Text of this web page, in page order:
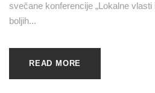
svečane konferencije „Lokalne
boljih...
READ MORE